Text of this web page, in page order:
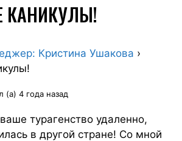
КАНИКУЛЫ!
Кристина Ушакова ›
(а) 4 года назад
турагенство удаленно,
в другой стране! Со мной